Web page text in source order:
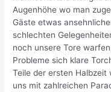
Augenhöhe wo man
Gäste etwas
schlechten
noch unsere Tore
Probleme sich klare
Teile der ersten
uns mit zahlreichen